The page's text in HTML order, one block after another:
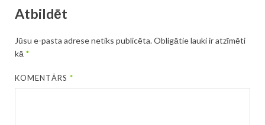
Atbildēt
Jūsu e-pasta adrese netiks publicēta.Obligātie lauki ir atzīmēti
kā *
KOMENTĀRS*